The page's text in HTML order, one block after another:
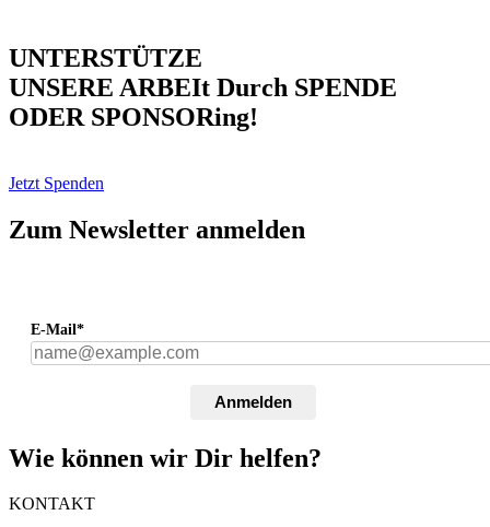
UNTERSTÜTZE
UNSERE ARBEIt Durch SPENDE
ODER SPONSORing!
Jetzt Spenden
Zum Newsletter anmelden
E-Mail*
Anmelden
Wie können wir Dir helfen?
KONTAKT